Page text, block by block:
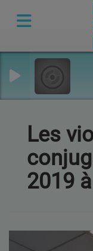
Les
2019